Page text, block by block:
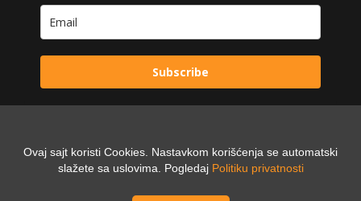
Subscribe
Powered by:
Digilex
Ovaj sajt koristi Cookies. Nastavkom korišćenja se automatski
slažete sa uslovima. Pogledaj Politiku privatnosti